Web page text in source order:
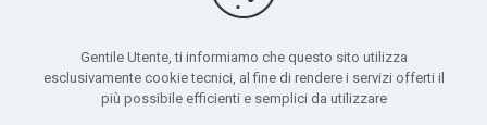
© 2026 Unirima. All Rights Reserved. - Codice Fiscale:
Gentile Utente, ti informiamo che questo sito utilizza
esclusivamente cookie tecnici, al fine di rendere i servizi offerti il
più possibile efficienti e semplici da utilizzare